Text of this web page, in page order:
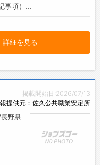
事項）...
詳細を見る
掲載開始日:2026/07/13
提供元：佐久公共職業安定所
野県